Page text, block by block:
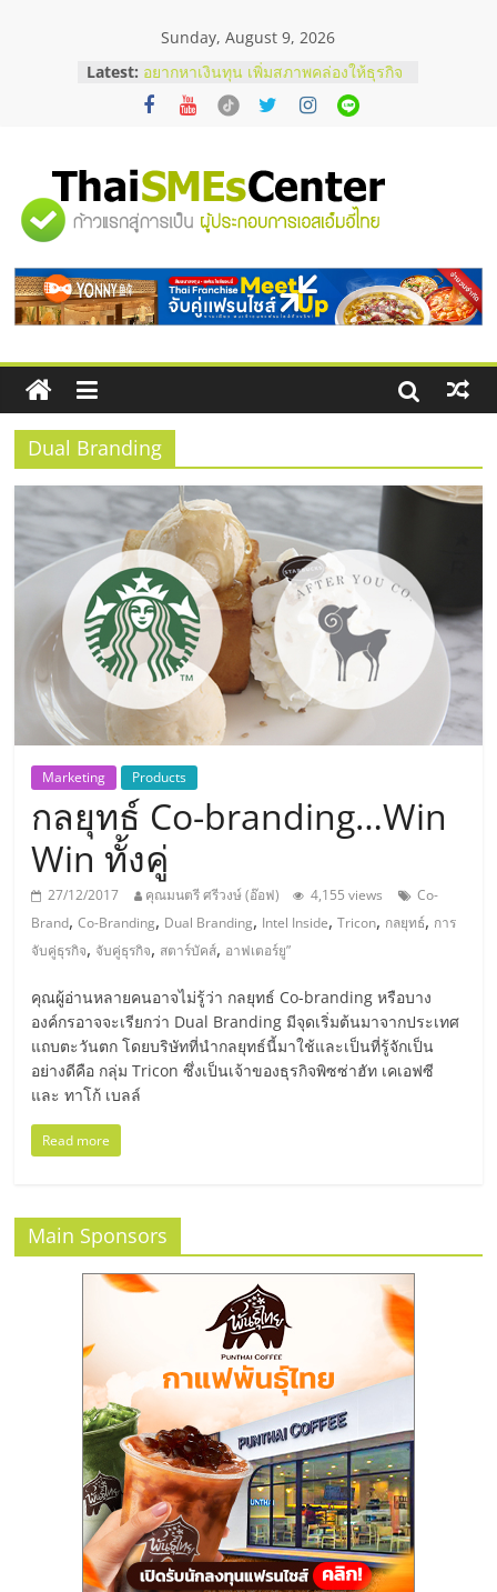
Sunday, August 9, 2026
Latest: อยากหาเงินทุน เพิ่มสภาพคล่องให้ธุรกิจ
เริ่มยังไงให้ผ่านฉลุย
สัมมนาออนไลน์ โอกาสบริหารสถานี
ThaiFranchise Meet Up จับคู่แฟรน
ไชส์ ครั้งที่ 8
ร้านเครื่องเสียงคุณภาพสูง พร้อม
บริษัท Cybersecurity ในไทยที่ไหนดี?
วิธีเลือกผู้ให้บริการให้คุ้มค่าและตอบ
โจทย์ธุรกิจ
"ศูนย์
รวม
ข้อมูล
ธุรกิจ
SME
แห่ง
ประเทศไทย,
ThaiSMEsCenter,
รวม
ธุรกิจ
เอ
ส
เอ็
มอี
ไทย,
SMEs,
แฟ
รน
ปรึกษา
แฟ
Dual Branding
Marketing Products
กลยุทธ์ Co-branding…Win
Win ทั้งคู่
27/12/2017 คุณมนตรี ศรีวงษ์ (อ๊อฟ) 4,155 views
Co-
Brand,Co-Branding, Dual Branding, Intel Inside,Tricon, กลยุทธ์, การ
จับคู่ธุรกิจ, จับคู่ธุรกิจ, สตาร์บัคส์, อาฟเตอร์ยู”
คุณผู้อ่านหลายคนอาจไม่รู้ว่า กลยุทธ์ Co-branding หรือบาง
องค์กรอาจจะเรียกว่า Dual Branding มีจุดเริ่มต้นมาจากประเทศ
แถบตะวันตก โดยบริษัทที่นำกลยุทธ์นี้มาใช้และเป็นที่รู้จักเป็น
อย่างดีคือ กลุ่ม Tricon ซึ่งเป็นเจ้าของธุรกิจพิซซ่าฮัท เคเอฟซี
และ ทาโก้ เบลล์
Read more
Main Sponsors